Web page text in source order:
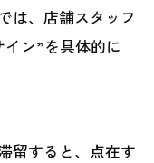
は、店舗スタッフ
ン”を具体的に
留すると、点在す